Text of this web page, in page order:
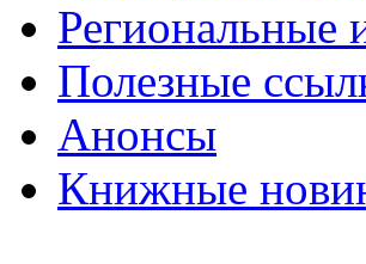
Региональные
Полезные
Анонсы
Книжные